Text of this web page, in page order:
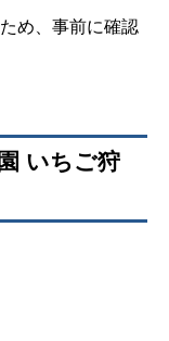
め、事前に確認
いちご狩